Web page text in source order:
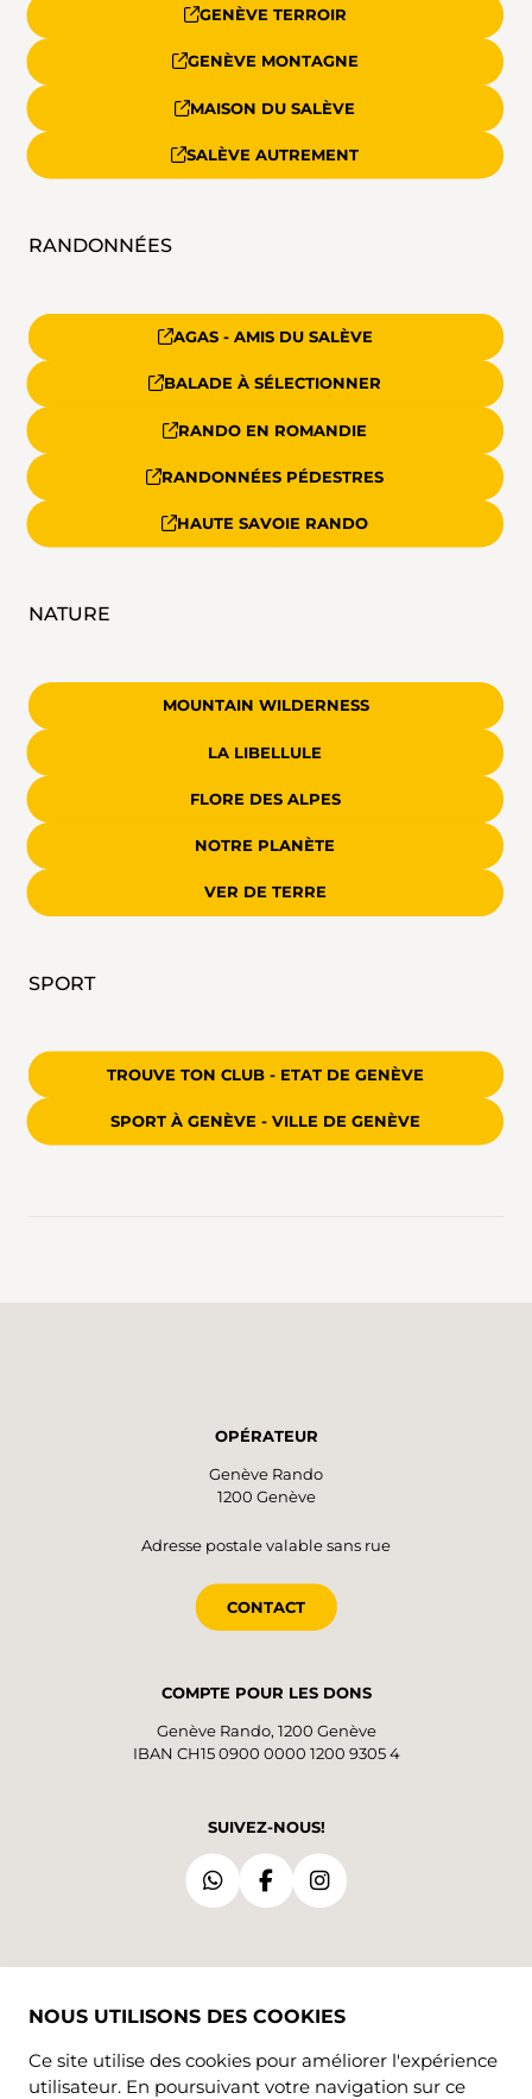
GENÈVE TERROIR
GENÈVE MONTAGNE
MAISON DU SALÈVE
SALÈVE AUTREMENT
RANDONNÉES
AGAS - AMIS DU SALÈVE
BALADE À SÉLECTIONNER
RANDO EN ROMANDIE
RANDONNÉES PÉDESTRES
HAUTE SAVOIE RANDO
NATURE
MOUNTAIN WILDERNESS
LA LIBELLULE
FLORE DES ALPES
NOTRE PLANÈTE
VER DE TERRE
SPORT
TROUVE TON CLUB - ETAT DE GENÈVE
SPORT À GENÈVE - VILLE DE GENÈVE
OPÉRATEUR
Genève Rando
1200 Genève
Adresse postale valable sans rue
CONTACT
COMPTE POUR LES DONS
Genève Rando, 1200 Genève
IBAN CH15 0900 0000 1200 9305 4
SUIVEZ-NOUS!
NOUS UTILISONS DES COOKIES
Ce site utilise des cookies pour améliorer l'expérience
utilisateur. En poursuivant votre navigation sur ce